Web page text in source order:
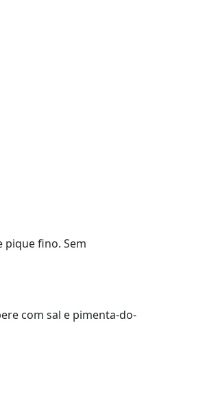
pique fino. Sem
com sal e pimenta-do-